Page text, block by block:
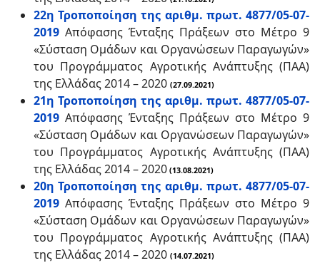
22η Τροποποίηση της αριθμ. πρωτ. 4877/05-07-
2019 Απόφασης Ένταξης Πράξεων στο Μέτρο 9
«Σύσταση Ομάδων και Οργανώσεων Παραγωγών»
του Προγράμματος Αγροτικής Ανάπτυξης (ΠΑΑ)
της Ελλάδας 2014 – 2020 (27.09.2021)
21η Τροποποίηση της αριθμ. πρωτ. 4877/05-07-
2019 Απόφασης Ένταξης Πράξεων στο Μέτρο 9
«Σύσταση Ομάδων και Οργανώσεων Παραγωγών»
του Προγράμματος Αγροτικής Ανάπτυξης (ΠΑΑ)
της Ελλάδας 2014 – 2020 (13.08.2021)
20η Τροποποίηση της αριθμ. πρωτ. 4877/05-07-
2019 Απόφασης Ένταξης Πράξεων στο Μέτρο 9
«Σύσταση Ομάδων και Οργανώσεων Παραγωγών»
του Προγράμματος Αγροτικής Ανάπτυξης (ΠΑΑ)
της Ελλάδας 2014 – 2020 (14.07.2021)